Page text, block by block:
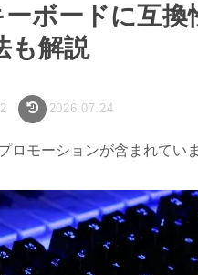
ボードに互換
も解説
2026.07.24
ロモーションが含まれてい